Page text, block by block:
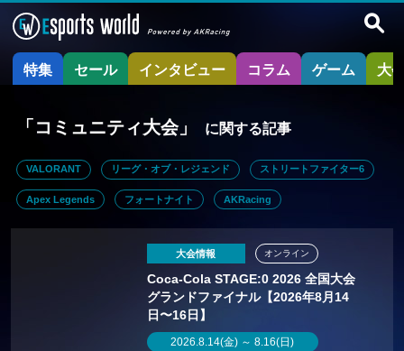
特集 セール インタビュー コラム ゲーム 大
「コミュニティ大会」 に関する記事
VALORANT リーグ・オブ・レジェンド ストリートファイター6
Apex Legends フォートナイト AKRacing
大会情報
Coca-Cola STAGE:0 2026 全国大会
グランドファイナル【2026年8月14
日〜16日】
2026.8.14(金) ～ 8.16(日)
オンライン